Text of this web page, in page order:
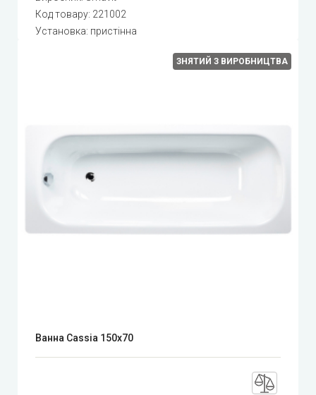
Код товару: 221002
Установка: пристінна
ЗНЯТИЙ З ВИРОБНИЦТВА
Ванна Cassia 150x70